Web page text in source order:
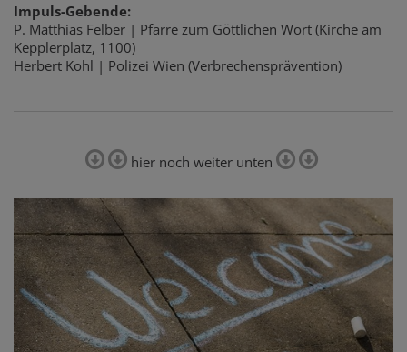
Impuls-Gebende:
P. Matthias Felber | Pfarre zum Göttlichen Wort (Kirche am
Kepplerplatz, 1100)
Herbert Kohl | Polizei Wien (Verbrechensprävention)
hier noch weiter unten